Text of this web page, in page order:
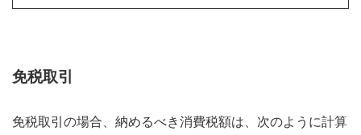
免税取引
免税取引の場合、納めるべき消費税額は、次のように計算